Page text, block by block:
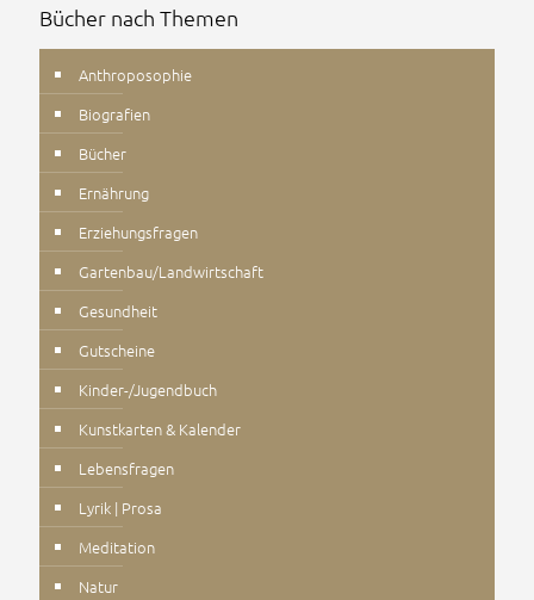
Bücher nach Themen
Anthroposophie
Biografien
Bücher
Ernährung
Erziehungsfragen
Gartenbau/Landwirtschaft
Gesundheit
Gutscheine
Kinder-/Jugendbuch
Kunstkarten & Kalender
Lebensfragen
Lyrik | Prosa
Meditation
Natur